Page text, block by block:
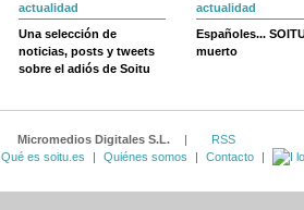
actualidad
Una selección de
noticias, posts y tweets
sobre el adiós de Soitu
actualidad
Españoles...
muerto
Micromedios Digitales S.L. |
RSS
Qué es soitu.es
| Quiénes somos | Contacto |